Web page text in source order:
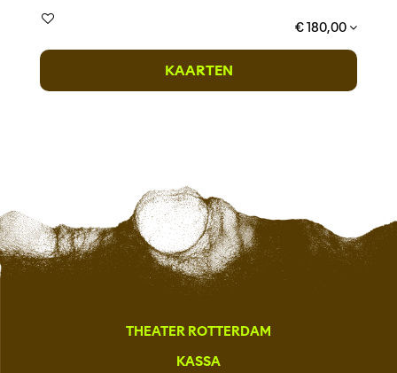
€ 180,00
KAARTEN
THEATER ROTTERDAM
KASSA